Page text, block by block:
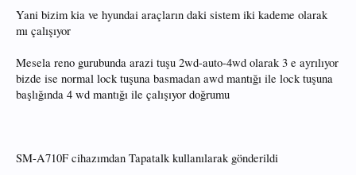
Yani bizim kia ve hyundai araçların daki sistem iki kademe olarak
mı çalışıyor
Mesela reno gurubunda arazi tuşu 2wd-auto-4wd olarak 3 e ayrılıyor
bizde ise normal lock tuşuna basmadan awd mantığı ile lock tuşuna
başlığında 4 wd mantığı ile çalışıyor doğrumu
SM-A710F cihazımdan Tapatalk kullanılarak gönderildi